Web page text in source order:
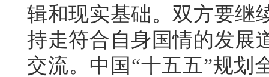
辑和现实基础。双方要继
持走符合自身国情的发展
交流。中国“十五五”规划